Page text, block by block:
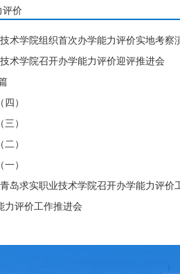
评价
术学院组织首次办学能力评价实地考察
术学院召开办学能力评价迎评推进会
）
）
）
）
岛求实职业技术学院召开办学能力评价
力评价工作推进会